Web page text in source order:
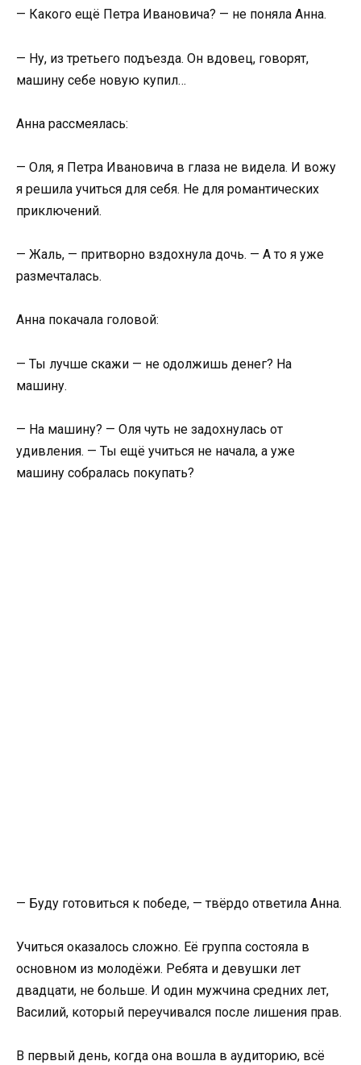
— Какого ещё Петра Ивановича? — не поняла Анна.
— Ну, из третьего подъезда. Он вдовец, говорят,
машину себе новую купил…
Анна рассмеялась:
— Оля, я Петра Ивановича в глаза не видела. И вожу
я решила учиться для себя. Не для романтических
приключений.
— Жаль, — притворно вздохнула дочь. — А то я уже
размечталась.
Анна покачала головой:
— Ты лучше скажи — не одолжишь денег? На
машину.
— На машину? — Оля чуть не задохнулась от
удивления. — Ты ещё учиться не начала, а уже
машину собралась покупать?
— Буду готовиться к победе, — твёрдо ответила Анна.
Учиться оказалось сложно. Её группа состояла в
основном из молодёжи. Ребята и девушки лет
двадцати, не больше. И один мужчина средних лет,
Василий, который переучивался после лишения прав.
В первый день, когда она вошла в аудиторию, всё